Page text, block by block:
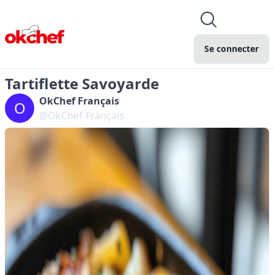
Se connecter
Tartiflette Savoyarde
O
OkChef Français
@OkChef-Français